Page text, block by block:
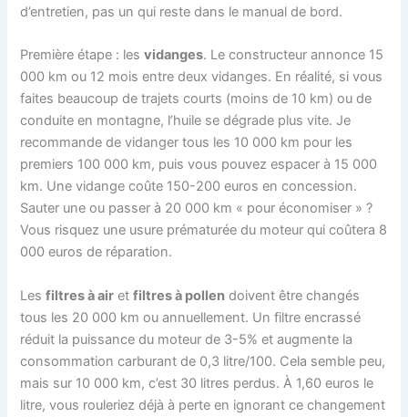
d’entretien, pas un qui reste dans le manual de bord.
Première étape : lesvidanges. Le constructeur annonce 15
000 km ou 12 mois entre deux vidanges. En réalité, si vous
faites beaucoup de trajets courts (moins de 10 km) ou de
conduite en montagne, l’huile se dégrade plus vite. Je
recommande de vidanger tous les 10 000 km pour les
premiers 100 000 km, puis vous pouvez espacer à 15 000
km. Une vidange coûte 150-200 euros en concession.
Sauter une ou passer à 20 000 km « pour économiser » ?
Vous risquez une usure prématurée du moteur qui coûtera 8
000 euros de réparation.
Lesfiltres à air etfiltres à pollen doivent être changés
tous les 20 000 km ou annuellement. Un filtre encrassé
réduit la puissance du moteur de 3-5% et augmente la
consommation carburant de 0,3 litre/100. Cela semble peu,
mais sur 10 000 km, c’est 30 litres perdus. À 1,60 euros le
litre, vous rouleriez déjà à perte en ignorant ce changement